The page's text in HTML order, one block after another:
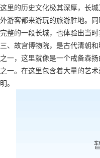
这里的历史文化极其深厚，长
外游客都来游玩的旅游胜地。
完整的一段长城，也体验出当
三、故宫博物院，是古代清朝
之一，这里就像是一个戒备森
之一。在这里包含着大量的艺
明。